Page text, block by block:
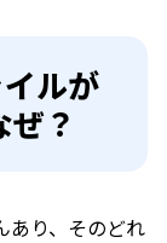
ルが
？
あり、そのどれ